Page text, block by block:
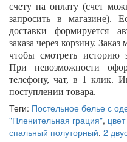
счету на оплату (счет
запросить в магазине).
доставки формируется
заказа через корзину.
чтобы смотреть историю
При невозможности
телефону, чат, в 1 клик.
поступлении товара.
Теги: Постельное белье с
"Пленительная грация",
спальный полуторный, 2